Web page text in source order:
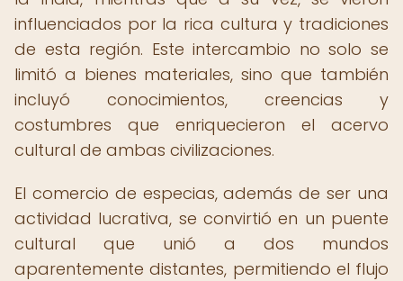
influenciados por la rica cultura y tradiciones
de esta región. Este intercambio no solo se
limitó a bienes materiales, sino que también
incluyó conocimientos, creencias y
costumbres que enriquecieron el acervo
cultural de ambas civilizaciones.
El comercio de especias, además de ser una
actividad lucrativa, se convirtió en un puente
cultural que unió a dos mundos
aparentemente distantes, permitiendo el flujo